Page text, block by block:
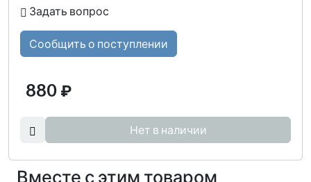
Задать вопрос
Сообщить о поступлении
880 ₽
Нет в наличии
Вместе с этим товаром